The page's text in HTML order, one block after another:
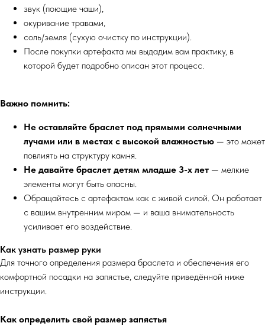
звук (поющие чаши),
окуривание травами,
соль/земля (сухую очистку по инструкции).
После покупки артефакта мы выдадим вам практику, в
которой будет подробно описан этот процесс.
Важно помнить:
Не оставляйте браслет под прямыми солнечными
лучами или в местах с высокой влажностью — это может
повлиять на структуру камня.
Не давайте браслет детям младше 3-х лет — мелкие
элементы могут быть опасны.
Обращайтесь с артефактом как с живой силой. Он работает
с вашим внутренним миром — и ваша внимательность
усиливает его воздействие.
Как узнать размер руки
Для точного определения размера браслета и обеспечения его
комфортной посадки на запястье, следуйте приведённой ниже
инструкции.
Как определить свой размер запястья